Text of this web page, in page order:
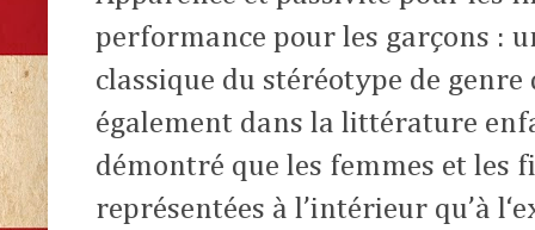
performance pour les garçons :
classique du stéréotype de genre
également dans la littérature
démontré que les femmes et les
représentées à l’intérieur qu’à